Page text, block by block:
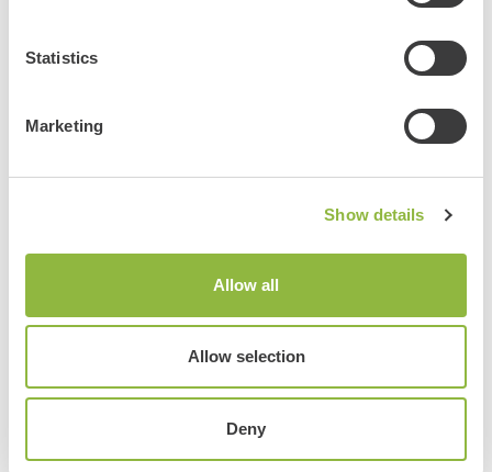
Statistics
Marketing
Show details
Allow all
Allow selection
Deny
Klootschieten
Klimmen